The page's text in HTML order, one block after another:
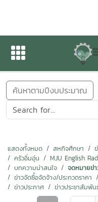
ข่าวสารกิจกร
ข่าวสารกิจกรรม
ค้นหาตามปีงบประมาณ
แสดงทั้งหมด สหกิจศึกษา
ครัวอิ่มอุ่น
MJU English
บทความน่าสนใจ
จดหมายข่า
ข่าวจัดซื้อจัดจ้าง/ประกวดราคา
ข่าวประกาศ
ข่าวประชาสัมพั